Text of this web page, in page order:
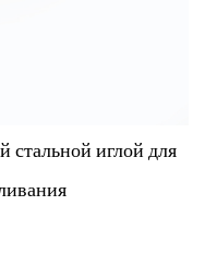
иглой для